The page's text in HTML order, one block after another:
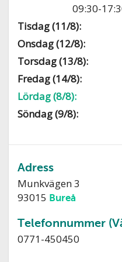
09:30-
Tisdag (11/8):
Onsdag (12/8):
Torsdag (13/8):
Fredag (14/8):
Lördag (8/8):
Söndag (9/8):
Adress
Munkvägen 3
93015 Bureå
Telefonnummer
0771-450450